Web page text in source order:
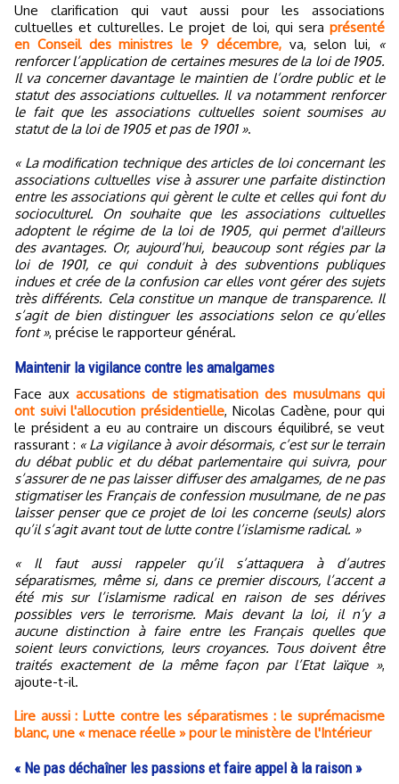
Une clarification qui vaut aussi pour les associations
cultuelles et culturelles. Le projet de loi, qui sera présenté
en Conseil des ministres le 9 décembre,va, selon lui,
«
renforcer l’application de certaines mesures de la loi de 1905.
Il va concerner davantage le maintien de l’ordre public et le
statut des associations cultuelles. Il va notamment renforcer
le fait que les associations cultuelles soient soumises au
statut de la loi de 1905 et pas de 1901 ».
« La modification technique des articles de loi concernant les
associations cultuelles vise à assurer une parfaite distinction
entre les associations qui gèrent le culte et celles qui font du
socioculturel. On souhaite que les associations cultuelles
adoptent le régime de la loi de 1905, qui permet d'ailleurs
des avantages. Or, aujourd’hui, beaucoup sont régies par la
loi de 1901, ce qui conduit à des subventions publiques
indues et crée de la confusion car elles vont gérer des sujets
très différents. Cela constitue un manque de transparence. Il
s’agit de bien distinguer les associations selon ce qu’elles
font », précise le rapporteur général.
Maintenir la vigilance contre les amalgames
Face aux accusations de stigmatisation des musulmans qui
ont suivi l'allocution présidentielle, Nicolas Cadène, pour qui
le président a eu au contraire un discours équilibré, se veut
rassurant : « La vigilance à avoir désormais, c’est sur le terrain
du débat public et du débat parlementaire qui suivra, pour
s’assurer de ne pas laisser diffuser des amalgames, de ne pas
stigmatiser les Français de confession musulmane, de ne pas
laisser penser que ce projet de loi les concerne (seuls) alors
qu’il s’agit avant tout de lutte contre l’islamisme radical. »
« Il faut aussi rappeler qu’il s’attaquera à d’autres
séparatismes, même si, dans ce premier discours, l’accent a
été mis sur l’islamisme radical en raison de ses dérives
possibles vers le terrorisme. Mais devant la loi, il n’y a
aucune distinction à faire entre les Français quelles que
soient leurs convictions, leurs croyances. Tous doivent être
traités exactement de la même façon par l’Etat laïque »,
ajoute-t-il.
Lire aussi : Lutte contre les séparatismes : le suprémacisme
blanc, une « menace réelle » pour le ministère de l'Intérieur
« Ne pas déchaîner les passions et faire appel à la raison »